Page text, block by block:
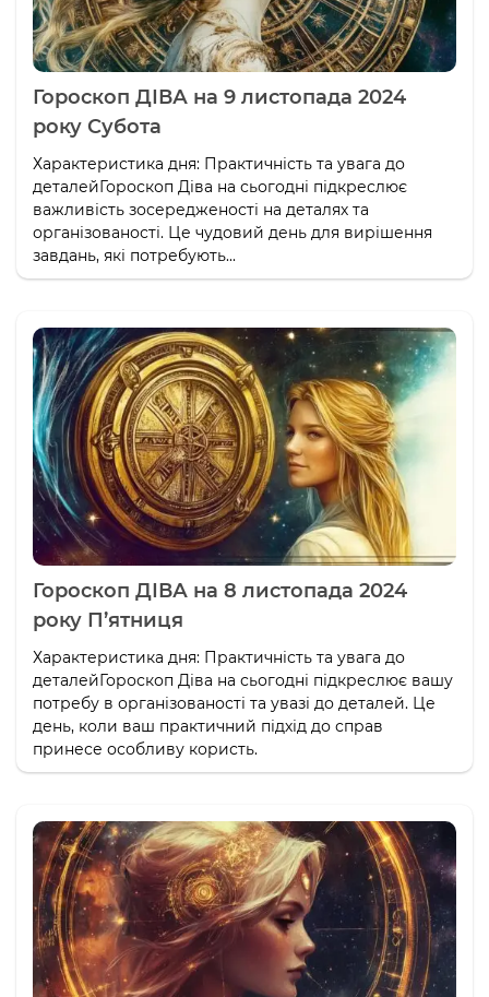
Гороскоп ДІВА на 9 листопада 2024
року Субота
Характеристика дня: Практичність та увага до
деталейГороскоп Діва на сьогодні підкреслює
важливість зосередженості на деталях та
організованості. Це чудовий день для вирішення
завдань, які потребують...
Гороскоп ДІВА на 8 листопада 2024
року П’ятниця
Характеристика дня: Практичність та увага до
деталейГороскоп Діва на сьогодні підкреслює вашу
потребу в організованості та увазі до деталей. Це
день, коли ваш практичний підхід до справ
принесе особливу користь.